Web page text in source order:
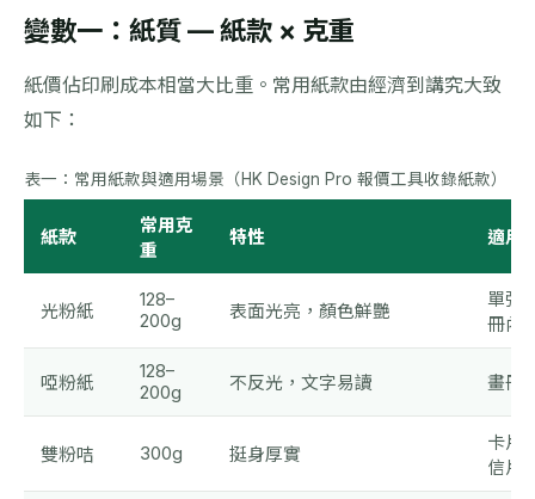
變數一：紙質 — 紙款 × 克重
紙價佔印刷成本相當大比重。常用紙款由經濟到講究大致
如下：
表一：常用紙款與適用場景（HK Design Pro 報價工具收錄紙款）
紙款
常用克
重
特性 適用
光粉紙
128–
200g
表面光亮，顏色鮮艷
單張
冊內
啞粉紙
128–
200g
不反光，文字易讀 畫冊
雙粉咭 300g 挺身厚實
卡片
信片